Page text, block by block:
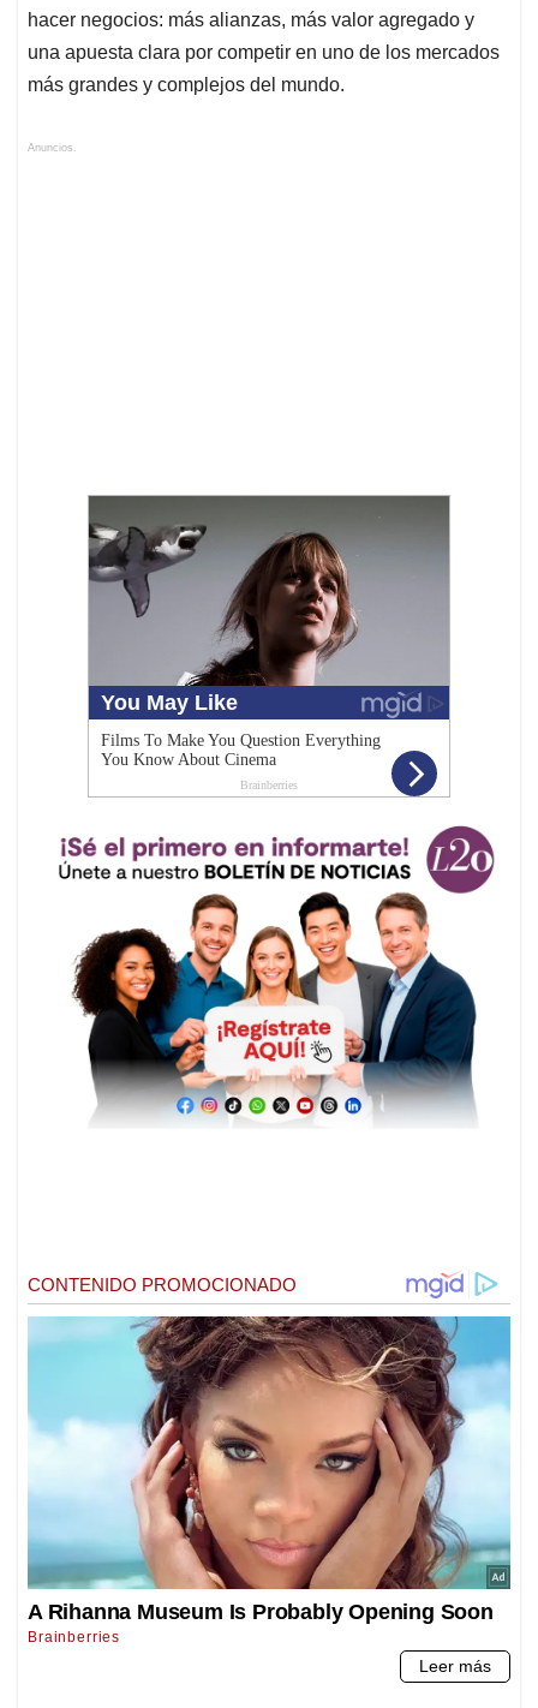
hacer negocios: más alianzas, más valor agregado y
una apuesta clara por competir en uno de los mercados
más grandes y complejos del mundo.
Anuncios.